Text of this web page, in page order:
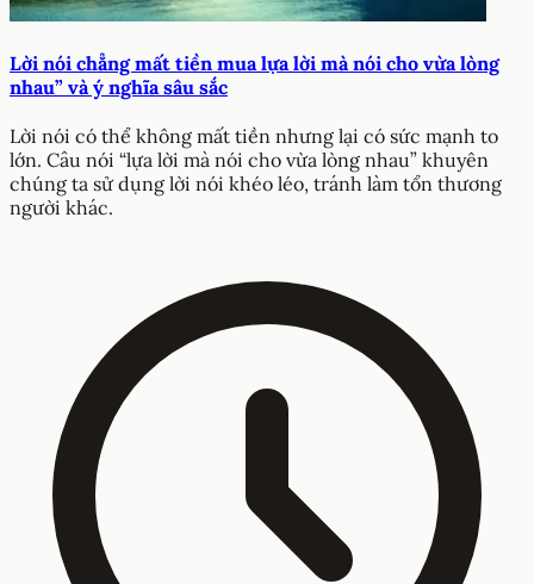
Lời nói chẳng mất tiền mua lựa lời mà nói cho vừa lòng
nhau” và ý nghĩa sâu sắc
Lời nói có thể không mất tiền nhưng lại có sức mạnh to
lớn. Câu nói “lựa lời mà nói cho vừa lòng nhau” khuyên
chúng ta sử dụng lời nói khéo léo, tránh làm tổn thương
người khác.